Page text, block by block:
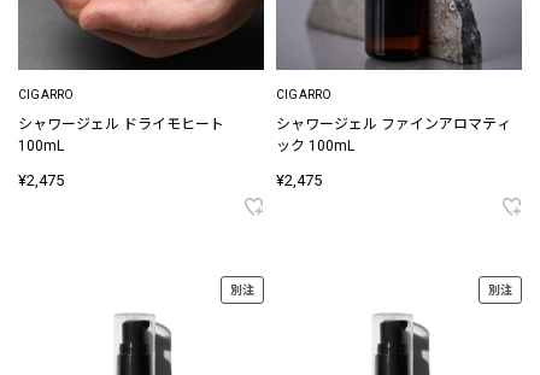
CIGARRO
シャワージェル ドライモヒート
100mL
¥2,475
CIGARRO
シャワージェル ファインアロマティ
ック 100mL
¥2,475
別注 別注